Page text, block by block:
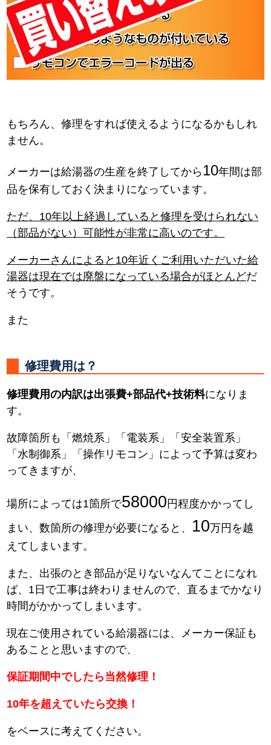
もちろん、修理をすれば使えるようになるかもしれ
ません。
メーカーは給湯器の生産を終了してから10年間は部
品を保有しておく決まりになっています。
ただ、10年以上経過していると修理を受けられない
（部品がない）可能性が非常に高いのです。
メーカーさんによると10年近くご利用いただいた給
湯器は現在では廃盤になっている場合がほとんどだ
そうです。
また
修理費用は？
修理費用の内訳は出張費+部品代+技術料になりま
す。
故障箇所も「燃焼系」「電装系」「安全装置系」
「水制御系」「操作リモコン」によって予算は変わ
ってきますが、
場所によっては1箇所で58000 円程度かかってし
まい、数箇所の修理が必要になると、 10万円を越
えてしまいます。
また、出張のとき部品が足りないなんてことになれ
ば、1日で工事は終わりませんので、直るまでかなり
時間がかかってしまいます。
現在ご使用されている給湯器には、メーカー保証も
あることと思いますので、
保証期間中でしたら当然修理！
10年を超えていたら交換！
をベースに考えてください。